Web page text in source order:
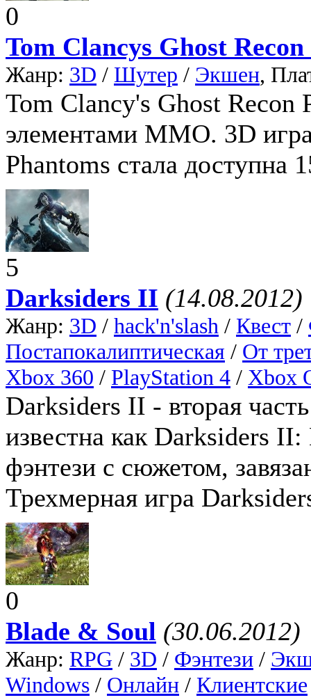
0
Tom Clancys Ghost
Жанр: 3D / Шутер / Экшен,
Tom Clancy's Ghost Recon
элементами ММО. 3D
Phantoms стала доступна
5
Darksiders II (14.08.2012)
Жанр: 3D / hack'n'slash / Квест /
Постапокалиптическая / От
Xbox 360 / PlayStation 4 / Xbox
Darksiders II - вторая
известна как Darksiders
фэнтези с сюжетом,
Трехмерная игра
0
Blade & Soul (30.06.2012)
Жанр: RPG / 3D / Фэнтези /
Windows / Онлайн / Клиентские